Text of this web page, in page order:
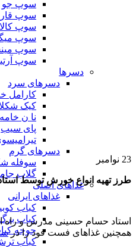
سوپ جو
سوپ
سوپ
سوپ
سوپ
سوپ
دسرها
دسرهای سرد
کارامل
کیک
نا ن
پای سیب
دسرهای گرم
سوفله
گلاب
غذاهای اصلی
غذاهای ایرانی
کباب
کباب
جوجه
کباب
23 نوامبر
طرز تهیه انواع خورش توسط
استاد حسام حسینی مدرس و راه
همچنین غذاهای فست فود را در